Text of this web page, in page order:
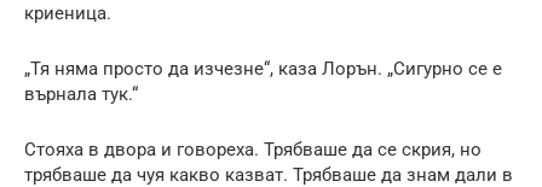
криеница.
„Тя няма просто да изчезне“, каза Лорън. „Сигурно се е
върнала тук.“
Стояха в двора и говореха. Трябваше да се скрия, но
трябваше да чуя какво казват. Трябваше да знам дали в